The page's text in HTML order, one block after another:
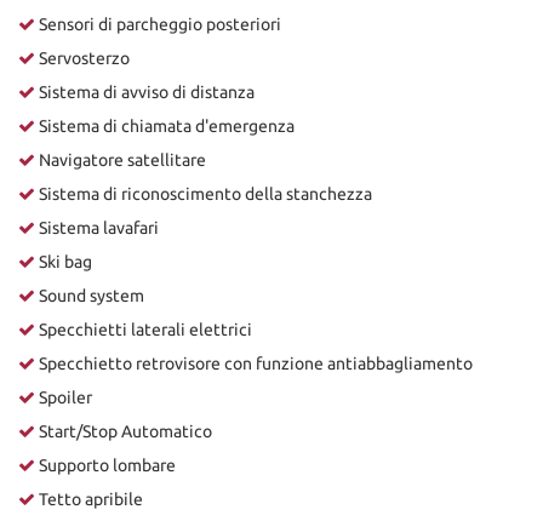
Sensori di parcheggio posteriori
Servosterzo
Sistema di avviso di distanza
Sistema di chiamata d'emergenza
Navigatore satellitare
Sistema di riconoscimento della stanchezza
Sistema lavafari
Ski bag
Sound system
Specchietti laterali elettrici
Specchietto retrovisore con funzione antiabbagliamento
Spoiler
Start/Stop Automatico
Supporto lombare
Tetto apribile